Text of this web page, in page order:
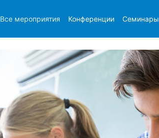
Все мероприятия Конференции Семинары